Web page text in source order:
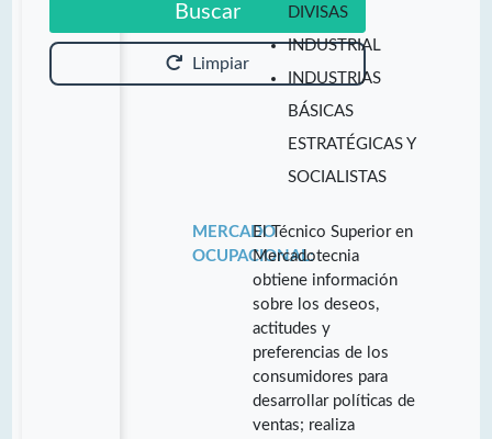
Buscar
Limpiar
DIVISAS
INDUSTRIAL
INDUSTRIAS
BÁSICAS
ESTRATÉGICAS Y
SOCIALISTAS
MERCADO
OCUPACIONAL:
El Técnico Superior en
Mercadotecnia
obtiene información
sobre los deseos,
actitudes y
preferencias de los
consumidores para
desarrollar políticas de
ventas; realiza